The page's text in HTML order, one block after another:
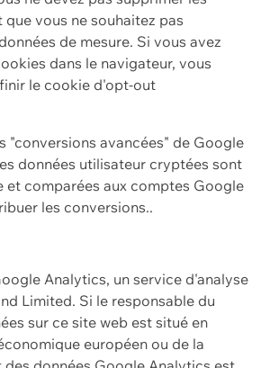
vous ne souhaitez pas
de mesure. Si vous avez
dans le navigateur, vous
le cookie d'opt-out
"conversions avancées" de Google
données utilisateur cryptées sont
et comparées aux comptes Google
les conversions..
Analytics, un service d'analyse
Limited. Si le responsable du
sur ce site web est situé en
européen ou de la